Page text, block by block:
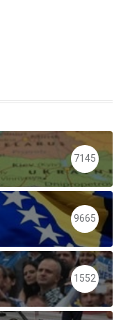
7145
9665
1552